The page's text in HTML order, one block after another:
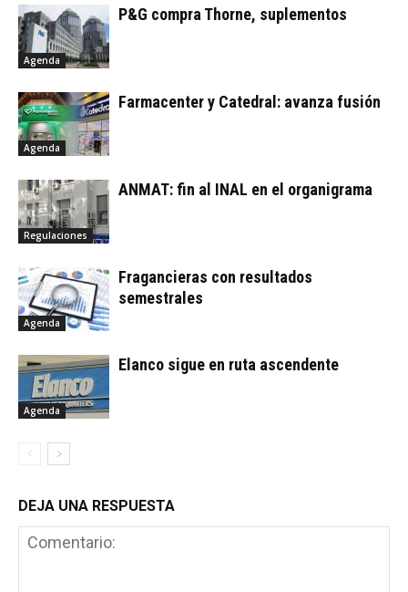
Agenda
P&G compra Thorne, suplementos
Agenda
Farmacenter y Catedral: avanza fusión
Regulaciones
ANMAT: fin al INAL en el organigrama
Agenda
Fragancieras con resultados
semestrales
Agenda
Elanco sigue en ruta ascendente
DEJA UNA RESPUESTA